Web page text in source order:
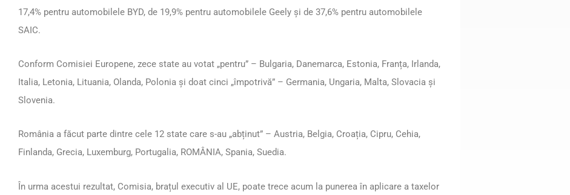
17,4% pentru automobilele BYD, de 19,9% pentru automobilele Geely şi de 37,6% pentru automobilele
SAIC.
Conform Comisiei Europene, zece state au votat „pentru” – Bulgaria, Danemarca, Estonia, Franța, Irlanda,
Italia, Letonia, Lituania, Olanda, Polonia și doat cinci „împotrivă” – Germania, Ungaria, Malta, Slovacia și
Slovenia.
România a făcut parte dintre cele 12 state care s-au „abținut” – Austria, Belgia, Croația, Cipru, Cehia,
Finlanda, Grecia, Luxemburg, Portugalia, ROMÂNIA, Spania, Suedia.
În urma acestui rezultat, Comisia, brațul executiv al UE, poate trece acum la punerea în aplicare a taxelor